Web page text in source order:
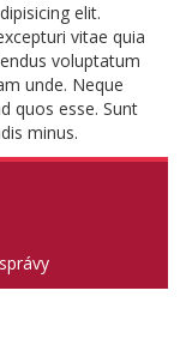
elit.
vitae quia
voluptatum
unde. Neque
quos esse. Sunt
minus.